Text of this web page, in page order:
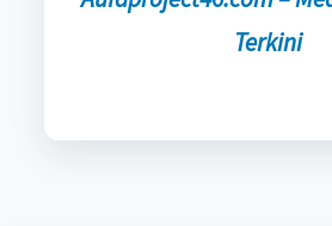
Terkini